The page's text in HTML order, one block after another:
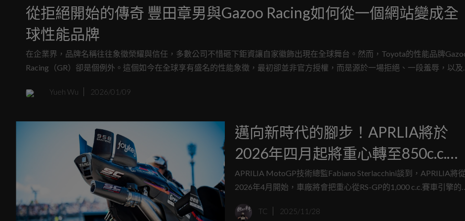
從拒絕開始的傳奇 豐田章男與Gazoo Racing如何從一個網站變成全
球性能品牌
在企業界，品牌名稱往往象徵榮耀與信任，多數公司不惜砸下鉅資讓自家徽飾出現在全球舞台。然而，Toyota的性能品牌
Racing（GR）卻是個例外。這個如今在全球享有盛名的性能象徵，最初卻並非官方授權，而是源於一場拒絕、一段羞辱，以及
Yueh Wu 2026/01/09
邁向新時代的腳步！APRLIA將於
2026年四月起將重心轉至850c.c.引
擎開發！
APRILIA MotoGP技術總監Fabiano Sterlacchini談到，APRILIA將從
2026年4月開始，車廠將會把重心從RS-GP的1,000 c.c.賽車引擎的
TC 2025/11/28